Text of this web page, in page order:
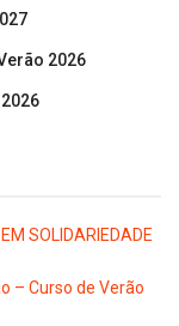
2026
SOLIDARIEDADE
– Curso de Verão